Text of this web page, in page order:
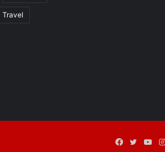
Travel
Facebook
Twitter